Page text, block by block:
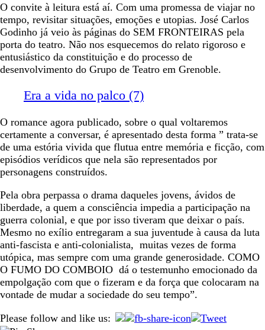
O convite à leitura está aí. Com uma promessa de viajar no
tempo, revisitar situações, emoções e utopias. José Carlos
Godinho já veio às páginas do SEM FRONTEIRAS pela
porta do teatro. Não nos esquecemos do relato rigoroso e
entusiástico da constituição e do processo de
desenvolvimento do Grupo de Teatro em Grenoble.
Era a vida no palco (7)
O romance agora publicado, sobre o qual voltaremos
certamente a conversar, é apresentado desta forma ” trata-se
de uma estória vivida que flutua entre memória e ficção, com
episódios verídicos que nela são representados por
personagens construídos.
Pela obra perpassa o drama daqueles jovens, ávidos de
liberdade, a quem a consciência impedia a participação na
guerra colonial, e que por isso tiveram que deixar o país.
Mesmo no exílio entregaram a sua juventude à causa da luta
anti-fascista e anti-colonialista, muitas vezes de forma
utópica, mas sempre com uma grande generosidade. COMO
O FUMO DO COMBOIO dá o testemunho emocionado da
empolgação com que o fizeram e da força que colocaram na
vontade de mudar a sociedade do seu tempo”.
Please follow and like us: